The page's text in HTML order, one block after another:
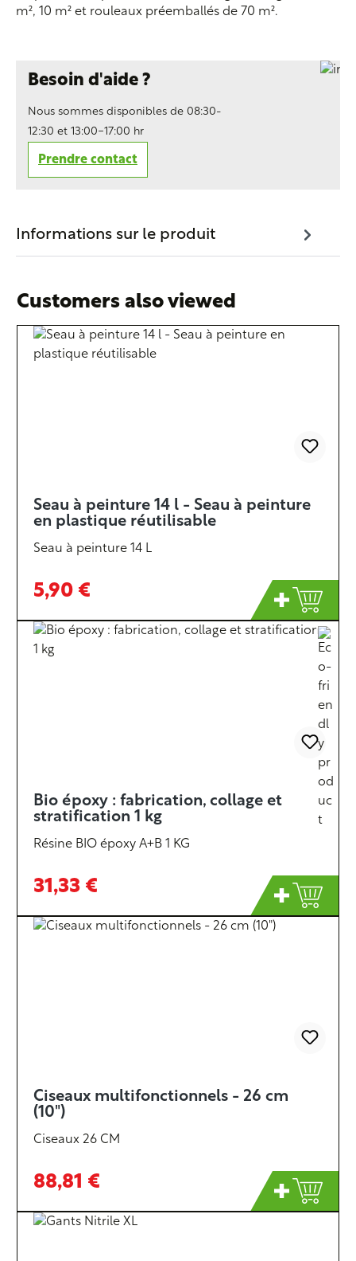
m², 10 m² et rouleaux préemballés de 70 m².
Besoin d'aide ?
Nous sommes disponibles de 08:30-
12:30 et 13:00-17:00 hr
Prendre contact
Informations sur le produit
Customers also viewed
Seau à peinture 14 l - Seau à peinture
en plastique réutilisable
Seau à peinture 14 L
5,90 €
Bio époxy : fabrication, collage et
stratification 1 kg
Résine BIO époxy A+B 1 KG
31,33 €
Ciseaux multifonctionnels - 26 cm
(10")
Ciseaux 26 CM
88,81 €